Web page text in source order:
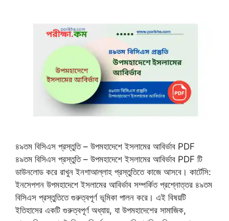
৪৯তম বিসিএস প্রস্তুতি – উপমহাদেশে ইসলামের আবির্ভাব PDF
৪৯তম বিসিএস প্রস্তুতি – উপমহাদেশে ইসলামের আবির্ভাব PDF টি
ডাউনলোড করে রাখুন ইনশাআল্লাহ প্রস্তুতিতে কাজে আসবে। কার্টেসি:
ইনসেপশন উপমহাদেশে ইসলামের আবির্ভাব সম্পর্কিত প্রশ্নোত্তর ৪৯তম
বিসিএস প্রস্তুতিতে গুরুত্বপূর্ণ ভূমিকা পালন করে। এই বিষয়টি
ইতিহাসের একটি গুরুত্বপূর্ণ অধ্যায়, যা উপমহাদেশের সামাজিক,